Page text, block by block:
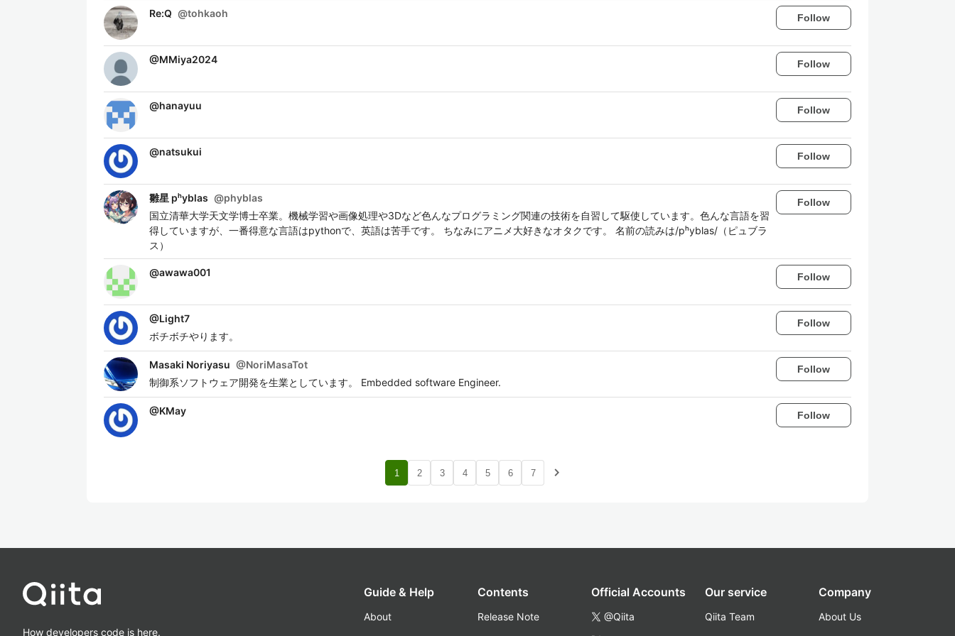
Re:Q @tohkaoh Follow
@MMiya2024 Follow
@hanayuu Follow
@natsukui Follow
雛星 pʰyblas @phyblas
国立清華大学天文学博士卒業。機械学習や画像処理や3Dなど色んなプログラミング関連の技術を自習して駆使しています。色んな言語を習
得していますが、一番得意な言語はpythonで、英語は苦手です。 ちなみにアニメ大好きなオタクです。 名前の読みは/pʰyblas/（ピュブラ
ス）
Follow
@awawa001 Follow
@Light7
ボチボチやります。
Follow
Masaki Noriyasu @NoriMasaTot
制御系ソフトウェア開発を生業としています。 Embedded software Engineer.
Follow
@KMay Follow
1 2 3 4 5 6 7 navigate_next
How developers code is here.
Guide & Help
About
Contents
Release Note
Official Accounts
@Qiita
Our service
Qiita Team
Company
About Us